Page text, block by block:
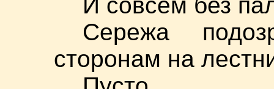
Сережа
сторонам на